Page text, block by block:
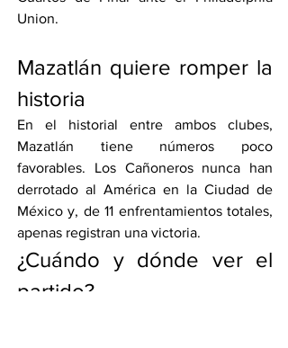
Union.
Mazatlán quiere romper la
historia
En el historial entre ambos clubes,
Mazatlán tiene números poco
favorables. Los Cañoneros nunca han
derrotado al América en la Ciudad de
México y, de 11 enfrentamientos totales,
apenas registran una victoria.
¿Cuándo y dónde ver el
partido?